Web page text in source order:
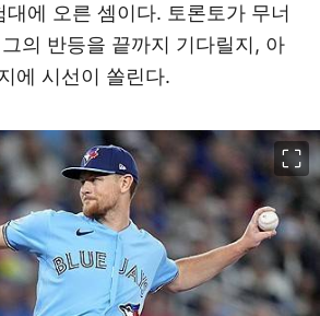
에 오른 셈이다. 토론토가 무너
의 반등을 끝까지 기다릴지, 아
에 시선이 쏠린다.